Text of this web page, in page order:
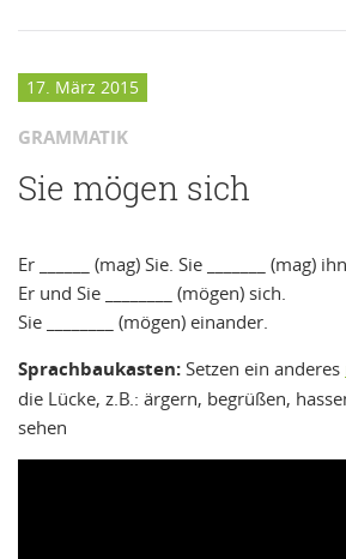
17. März 2015
GRAMMATIK
Sie mögen sich
Er ______ (mag) Sie. Sie _______ (mag)
Er und Sie ________ (mögen) sich.
Sie ________ (mögen) einander.
Sprachbaukasten: Setzen ein anderes
die Lücke, z.B.: ärgern, begrüßen,
sehen